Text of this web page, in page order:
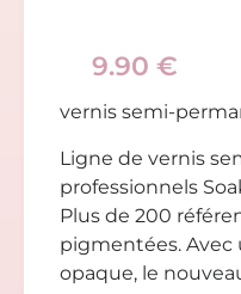
9.90 €
vernis semi-
Ligne de vernis
professionnels
Plus de 200
pigmentées.
opaque, le